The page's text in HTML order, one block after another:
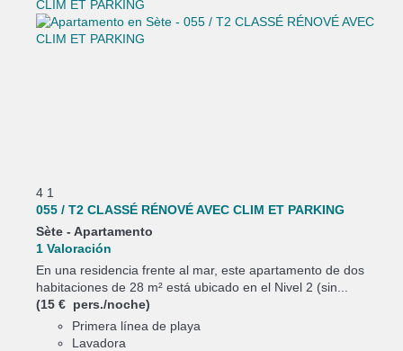
4 1
055 / T2 CLASSÉ RÉNOVÉ AVEC CLIM ET PARKING
Sète - Apartamento
1 Valoración
En una residencia frente al mar, este apartamento de dos
habitaciones de 28 m² está ubicado en el Nivel 2 (sin...
(15 € pers./noche)
Primera línea de playa
Lavadora